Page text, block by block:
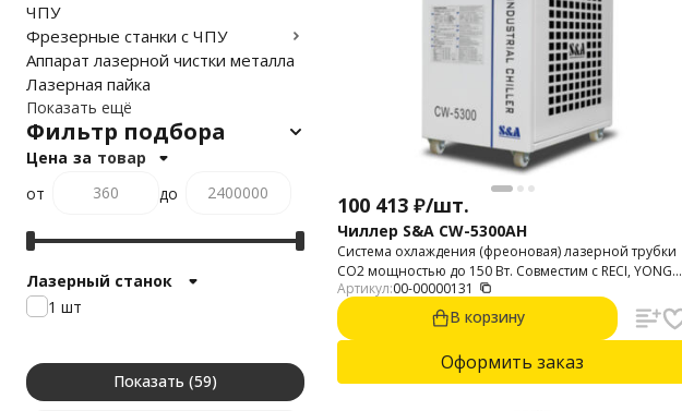
100 413 ₽/шт.
Чиллер S&A CW-5300AH
Система охлаждения (фреоновая) лазерной трубки
CO2 мощностью до 150 Вт. Совместим с RECI, YONGLI,
LASEA, SPT.
Артикул:00-00000131
В корзину
Оформить заказ
ЧПУ
Фрезерные станки с ЧПУ
Аппарат лазерной чистки металла
Лазерная пайка
Показать ещё
Фильтр подбора
Цена за товар
от
до
Лазерный станок
1 шт
Показать